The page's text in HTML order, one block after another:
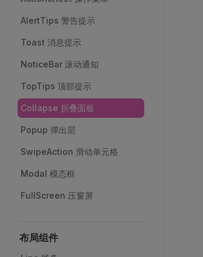
AlertTips 警告提示
Toast 消息提示
NoticeBar 滚动通知
TopTips 顶部提示
Collapse 折叠面板
Popup 弹出层
SwipeAction 滑动单元格
Modal 模态框
FullScreen 压窗屏
布局组件